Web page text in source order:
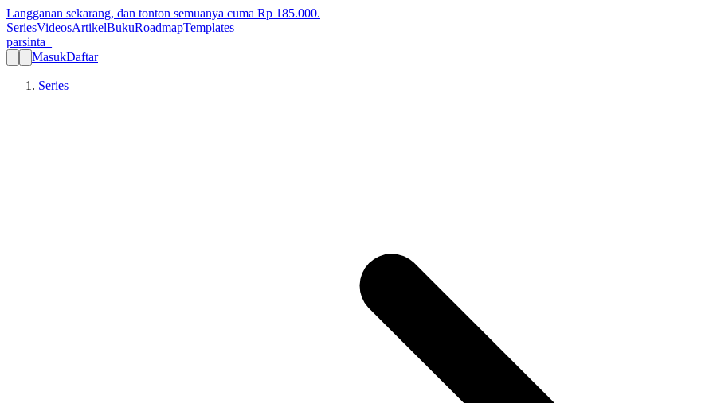
Langganan sekarang, dan tonton semuanya cuma Rp 185.000.
SeriesVideosArtikelBukuRoadmapTemplates
parsinta_
MasukDaftar
Series